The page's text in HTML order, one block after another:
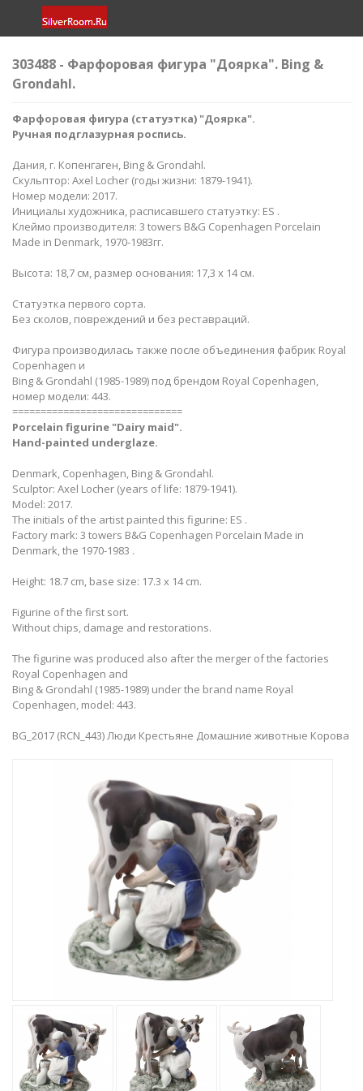
303488 - Фарфоровая фигура "Доярка". Bing &
Grondahl.
Фарфоровая фигура (статуэтка) "Доярка".
Ручная подглазурная роспись.
Дания, г. Копенгаген, Bing & Grondahl.
Скульптор: Axel Locher (годы жизни: 1879-1941).
Номер модели: 2017.
Инициалы художника, расписавшего статуэтку: ES .
Клеймо производителя: 3 towers B&G Copenhagen Porcelain
Made in Denmark, 1970-1983гг.
Высота: 18,7 см, размер основания: 17,3 х 14 см.
Статуэтка первого сорта.
Без сколов, повреждений и без реставраций.
Фигура производилась также после объединения фабрик Royal
Copenhagen и
Bing & Grondahl (1985-1989) под брендом Royal Copenhagen,
номер модели: 443.
==============================
Porcelain figurine "Dairy maid".
Hand-painted underglaze.
Denmark, Copenhagen, Bing & Grondahl.
Sculptor: Axel Locher (years of life: 1879-1941).
Model: 2017.
The initials of the artist painted this figurine: ES .
Factory mark: 3 towers B&G Copenhagen Porcelain Made in
Denmark, the 1970-1983 .
Height: 18.7 cm, base size: 17.3 x 14 cm.
Figurine of the first sort.
Without chips, damage and restorations.
The figurine was produced also after the merger of the factories
Royal Copenhagen and
Bing & Grondahl (1985-1989) under the brand name Royal
Copenhagen, model: 443.
BG_2017 (RCN_443) Люди Крестьяне Домашние животные Корова